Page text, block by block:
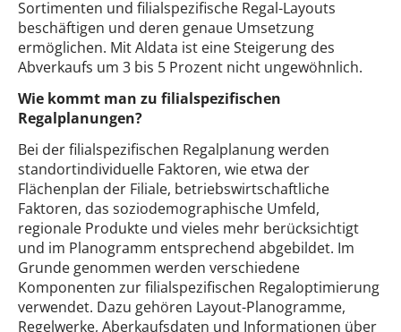
Sortimenten und filialspezifische Regal-Layouts
beschäftigen und deren genaue Umsetzung
ermöglichen. Mit Aldata ist eine Steigerung des
Abverkaufs um 3 bis 5 Prozent nicht ungewöhnlich.
Wie kommt man zu filialspezifischen
Regalplanungen?
Bei der filialspezifischen Regalplanung werden
standortindividuelle Faktoren, wie etwa der
Flächenplan der Filiale, betriebswirtschaftliche
Faktoren, das soziodemographische Umfeld,
regionale Produkte und vieles mehr berücksichtigt
und im Planogramm entsprechend abgebildet. Im
Grunde genommen werden verschiedene
Komponenten zur filialspezifischen Regaloptimierung
verwendet. Dazu gehören Layout-Planogramme,
Regelwerke, Aberkaufsdaten und Informationen über